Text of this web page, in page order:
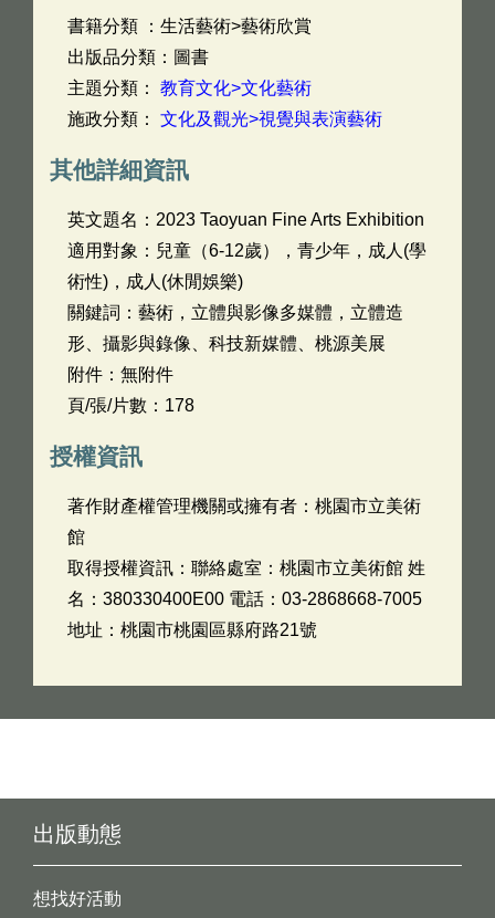
書籍分類 ：生活藝術>藝術欣賞
出版品分類：圖書
主題分類： 教育文化>文化藝術
施政分類： 文化及觀光>視覺與表演藝術
其他詳細資訊
英文題名： 2023 Taoyuan Fine Arts Exhibition
適用對象：兒童（6-12歲），青少年，成人(學
術性)，成人(休閒娛樂)
關鍵詞：藝術，立體與影像多媒體，立體造
形、攝影與錄像、科技新媒體、桃源美展
附件：無附件
頁/張/片數：178
授權資訊
著作財產權管理機關或擁有者：桃園市立美術
館
取得授權資訊：聯絡處室：桃園市立美術館 姓
名：380330400E00 電話：03-2868668-7005
地址：桃園市桃園區縣府路21號
出版動態
想找好活動